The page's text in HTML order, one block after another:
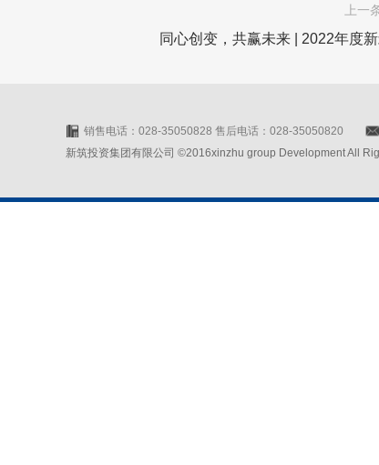
上一
同心创变，共赢未来 | 2022年度
销售电话：028-35050828 售后电话：028-35050820
新筑投资集团有限公司 ©2016xinzhu group Development All